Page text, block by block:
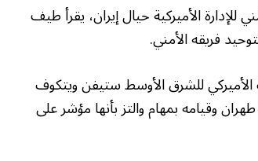
للإدارة الأميركية حيال إيران، يقرأ طيف
فريقه الأمني.
الأميركي للشرق الأوسط ستيفن ويتكوف
وقيامه بمهام والتز بأنها مؤشر على